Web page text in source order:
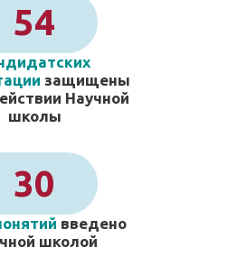
54
защищены
Научной
школы
30
введено
школой